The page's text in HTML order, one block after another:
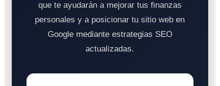
que te ayudarán a mejorar tus finanzas
personales y a posicionar tu sitio web en
Google mediante estrategias SEO
actualizadas.